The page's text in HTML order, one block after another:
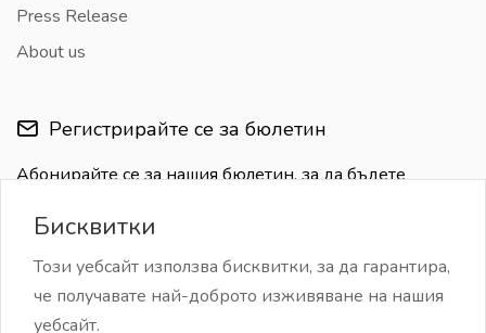
Press Release
About us
Регистрирайте се за бюлетин
Абонирайте се за нашия бюлетин, за да бъдете
Бисквитки
Този уебсайт използва бисквитки, за да гарантира,
че получавате най-доброто изживяване на нашия
уебсайт.